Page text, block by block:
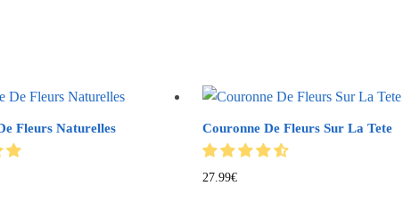
Fleurs Naturelles Couronne De Fleurs Sur La Tete
27.99€